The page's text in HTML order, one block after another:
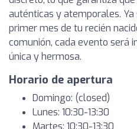
auténticas y atemporales.
primer mes de tu recién
comunión, cada evento será
única y hermosa.
Horario de apertura
Domingo: (closed)
Lunes: 10:30-13:30
Martes: 10:30-13:30